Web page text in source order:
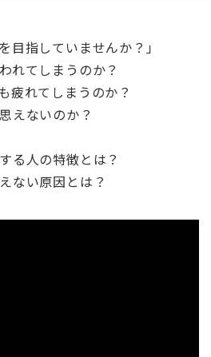
目指していませんか？」
れてしまうのか？
疲れてしまうのか？
えないのか？
る人の特徴とは？
ない原因とは？